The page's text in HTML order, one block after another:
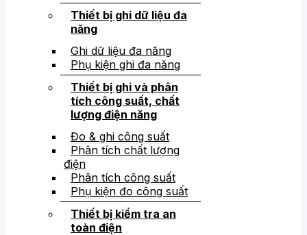
Thiết bị ghi dữ liệu đa
năng
Ghi dữ liệu đa năng
Phụ kiện ghi đa năng
Thiết bị ghi và phân
tích công suất, chất
lượng điện năng
Đo & ghi công suất
Phân tích chất lượng
điện
Phân tích công suất
Phụ kiện đo công suất
Thiết bị kiểm tra an
toàn điện